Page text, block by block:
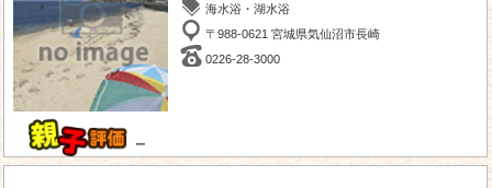
－
海水浴・湖水浴
〒988-0621 宮城県気仙沼市長崎
0226-28-3000